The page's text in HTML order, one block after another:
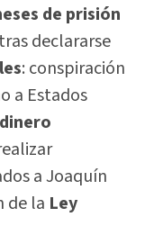
de prisión
declararse
: conspiración
a Estados
a Joaquín
de la Ley